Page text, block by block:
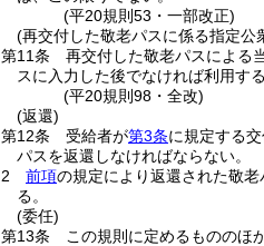
(平20規則53・一部改正)
(再交付した敬老パスに係る指定公
第11条
再交付した敬老パスによる
スに入力した後でなければ利用す
(平20規則98・全改)
(返還)
第12条
受給者が第3条に規定する
パスを返還しなければならない。
2
前項の規定により返還された敬
る。
(委任)
第13条
この規則に定めるもののほ